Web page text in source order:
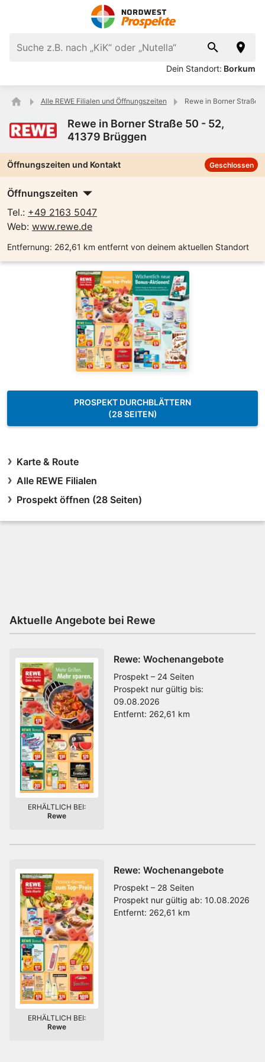
Dein Standort: Borkum
Alle REWE Filialen und Öffnungszeiten Rewe in Borner Straße
Rewe in Borner Straße 50 - 52,
41379 Brüggen
Öffnungszeiten und Kontakt Geschlossen
Öffnungszeiten
Tel.: +49 2163 5047
Web: www.rewe.de
Entfernung: 262,61 km entfernt von deinem aktuellen Standort
PROSPEKT DURCHBLÄTTERN
(28 SEITEN)
Karte & Route
Alle REWE Filialen
Prospekt öffnen (28 Seiten)
Aktuelle Angebote bei Rewe
Rewe: Wochenangebote
Prospekt – 24 Seiten
Prospekt nur gültig bis:
09.08.2026
Entfernt: 262,61 km
ERHÄLTLICH BEI:
Rewe
Rewe: Wochenangebote
Prospekt – 28 Seiten
Prospekt nur gültig ab: 10.08.2026
Entfernt: 262,61 km
ERHÄLTLICH BEI:
Rewe